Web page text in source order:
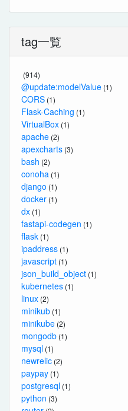
tag一覧
(914)
@update:modelValue (1)
CORS (1)
Flask-Caching (1)
VirtualBox (1)
apache (2)
apexcharts (3)
bash (2)
conoha (1)
django (1)
docker (1)
dx (1)
fastapi-codegen (1)
flask (1)
ipaddress (1)
javascript (1)
json_build_object (1)
kubernetes (1)
linux (2)
minikub (1)
minikube (2)
mongodb (1)
mysql (1)
newrelic (2)
paypay (1)
postgresql (1)
python (3)